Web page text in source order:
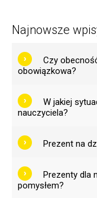
Najnowsze
Czy
obowiązkowa?
W jakiej
nauczyciela?
Prezent na
Prezenty dla
pomysłem?